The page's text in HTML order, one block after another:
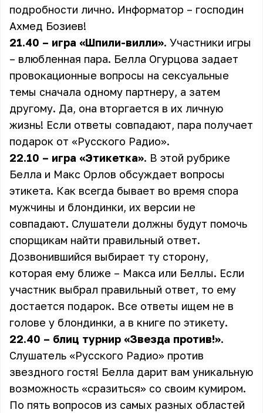
подробности лично. Информатор – господин
Ахмед Бозиев!
21.40 – игра «Шпили-вилли». Участники игры
– влюбленная пара. Белла Огурцова задает
провокационные вопросы на сексуальные
темы сначала одному партнеру, а затем
другому. Да, она вторгается в их личную
жизнь! Если ответы совпадают, пара получает
подарок от «Русского Радио».
22.10 – игра «Этикетка». В этой рубрике
Белла и Макс Орлов обсуждает вопросы
этикета. Как всегда бывает во время спора
мужчины и блондинки, их версии не
совпадают. Слушатели должны будут помочь
спорщикам найти правильный ответ.
Дозвонившийся выбирает ту сторону,
которая ему ближе – Макса или Беллы. Если
участник выбрал правильный ответ, то ему
достается подарок. Все ответы ищем не в
голове у блондинки, а в книге по этикету.
22.40 – блиц турнир «Звезда против!».
Слушатель «Русского Радио» против
звездного гостя! Белла дарит вам уникальную
возможность «сразиться» со своим кумиром.
По пять вопросов из самых разных областей